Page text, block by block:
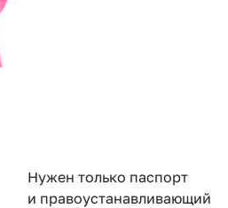
Нужен только паспорт
и правоустанавливающий